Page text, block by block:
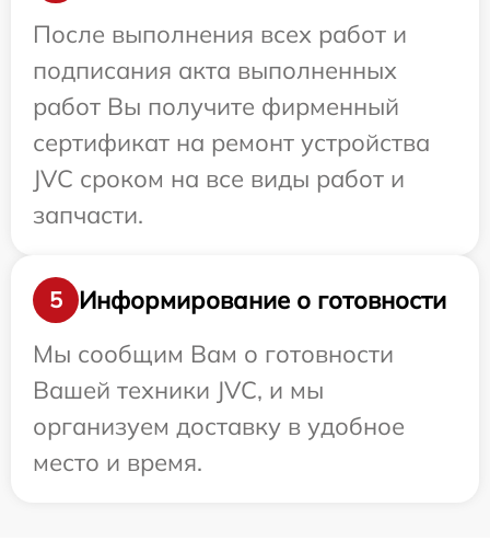
После выполнения всех работ и
подписания акта выполненных
работ Вы получите фирменный
сертификат на ремонт устройства
JVC сроком на все виды работ и
запчасти.
5
Информирование о готовности
Мы сообщим Вам о готовности
Вашей техники JVC, и мы
организуем доставку в удобное
место и время.